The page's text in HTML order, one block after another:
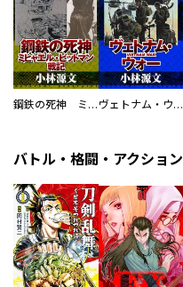
鋼鉄の死神 ミヒャエル・ビットマン戦記 ヴェトナム・ウォー VIETNAM WAR
バトル・格闘・アクション